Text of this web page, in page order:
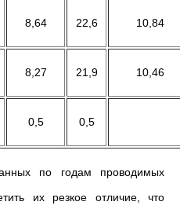
8,64 22,6 10,84
8,27 21,9 10,46
0,5 0,5
по годам проводимых
их резкое отличие, что